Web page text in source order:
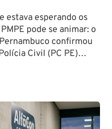
estava esperando os
pode se animar: o
confirmou
Civil (PC PE)…